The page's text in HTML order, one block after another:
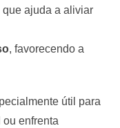
que ajuda a aliviar
, favorecendo a
útil para
enfrenta